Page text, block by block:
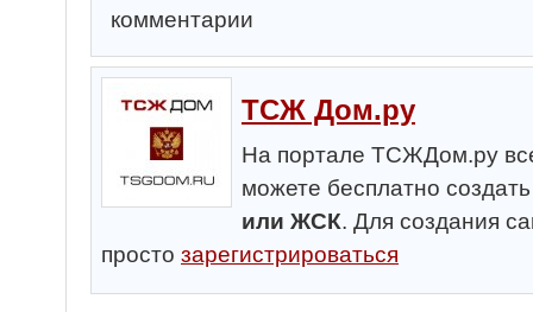
комментарии
ТСЖ Дом.ру
На портале ТСЖДом.ру
можете бесплатно
или ЖСК. Для создания
просто зарегистрироваться